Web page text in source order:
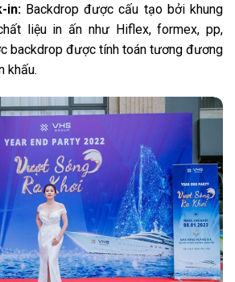
in:Backdrop được cấu tạo bởi khung
liệu in ấn như Hiflex, formex, pp,
backdrop được tính toán tương đương
khấu.